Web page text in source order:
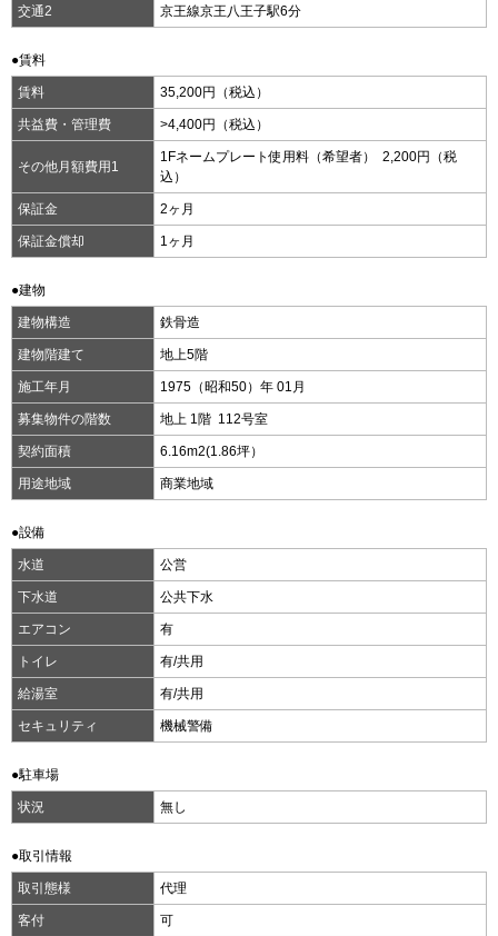
交通2 京王線京王八王子駅6分
●賃料
賃料 35,200円（税込）
共益費・管理費 >4,400円（税込）
その他月額費用1
1Fネームプレート使用料（希望者） 2,200円（税
込）
保証金 2ヶ月
保証金償却 1ヶ月
●建物
建物構造 鉄骨造
建物階建て 地上5階
施工年月 1975（昭和50）年 01月
募集物件の階数 地上 1階 112号室
契約面積 6.16m2(1.86坪）
用途地域 商業地域
●設備
水道 公営
下水道 公共下水
エアコン 有
トイレ 有/共用
給湯室 有/共用
セキュリティ 機械警備
●駐車場
状況 無し
●取引情報
取引態様 代理
客付 可